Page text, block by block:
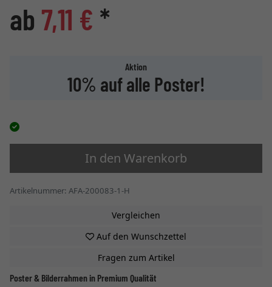
ab 7,11 € *
Aktion
10% auf alle Poster!
In den Warenkorb
Artikelnummer: AFA-200083-1-H
Vergleichen
Auf den Wunschzettel
Fragen zum Artikel
Poster & Bilderrahmen in Premium Qualität